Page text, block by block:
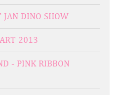
JAN DINO SHOW
2013
- PINK RIBBON